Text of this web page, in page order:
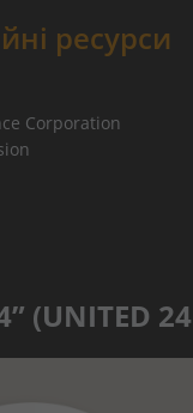
ресурси
Corporation
(UNITED